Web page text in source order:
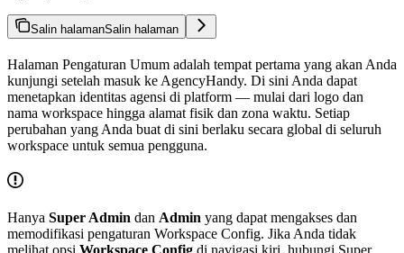
Salin halamanSalin halaman
Halaman Pengaturan Umum adalah tempat pertama yang akan Anda
kunjungi setelah masuk ke AgencyHandy. Di sini Anda dapat
menetapkan identitas agensi di platform — mulai dari logo dan
nama workspace hingga alamat fisik dan zona waktu. Setiap
perubahan yang Anda buat di sini berlaku secara global di seluruh
workspace untuk semua pengguna.
Hanya Super Admin dan Admin yang dapat mengakses dan
memodifikasi pengaturan Workspace Config. Jika Anda tidak
melihat opsi Workspace Config di navigasi kiri, hubungi Super